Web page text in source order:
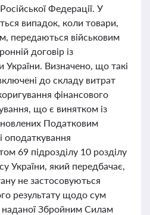
Федерації. У
випадок, коли товари,
передаються військовим
договір із
України. Визначено, що такі
до складу витрат
фінансового
що є винятком із
Податковим
оподаткування
69 підрозділу 10 розділу
України, який передбачає,
не застосовуються
результату щодо сум
наданої Збройним Силам